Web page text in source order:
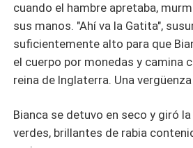
cuando el hambre apretaba,
sus manos. "Ahí va la Gatita",
suficientemente alto para que
el cuerpo por monedas y camina
reina de Inglaterra. Una
Bianca se detuvo en seco y giró
verdes, brillantes de rabia